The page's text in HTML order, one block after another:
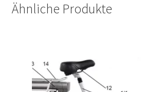
Ähnliche Produkte